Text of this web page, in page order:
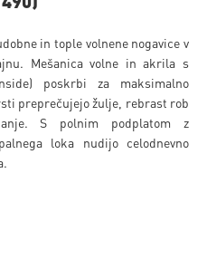
in tople volnene nogavice v
Mešanica volne in akrila s
poskrbi za maksimalno
preprečujejo žulje, rebrast rob
S polnim podplatom z
loka nudijo celodnevno